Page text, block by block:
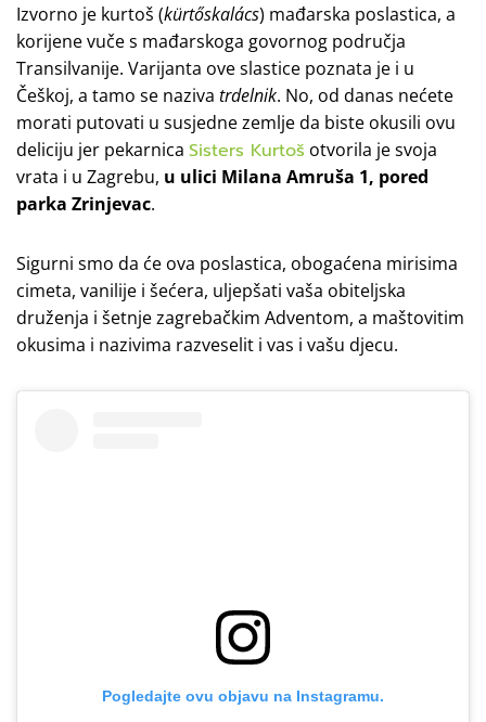
Izvorno je kurtoš (kürtőskalács) mađarska poslastica, a
korijene vuče s mađarskoga govornog područja
Transilvanije. Varijanta ove slastice poznata je i u
Češkoj, a tamo se naziva trdelnik. No, od danas nećete
morati putovati u susjedne zemlje da biste okusili ovu
deliciju jer pekarnica Sisters Kurtoš otvorila je svoja
vrata i u Zagrebu, u ulici Milana Amruša 1, pored
parka Zrinjevac.
Sigurni smo da će ova poslastica, obogaćena mirisima
cimeta, vanilije i šećera, uljepšati vaša obiteljska
druženja i šetnje zagrebačkim Adventom, a maštovitim
okusima i nazivima razveselit i vas i vašu djecu.
Pogledajte ovu objavu na Instagramu.